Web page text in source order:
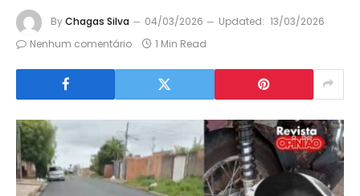
ByChagas Silva 04/03/2026 Updated: 13/03/2026
Nenhum comentário
1 Min Read